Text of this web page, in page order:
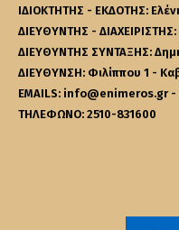
ΙΔΙΟΚΤΗΤΗΣ - ΕΚΔΟΤΗΣ:
ΔΙΕΥΘΥΝΤΗΣ -
ΔΙΕΥΘΥΝΤΗΣ ΣΥΝΤΑΞΗΣ:
ΔΙΕΥΘΥΝΣΗ: Φιλίππου 1 -
EMAILS: info@enimeros.gr
ΤΗΛΕΦΩΝΟ: 2510-831600